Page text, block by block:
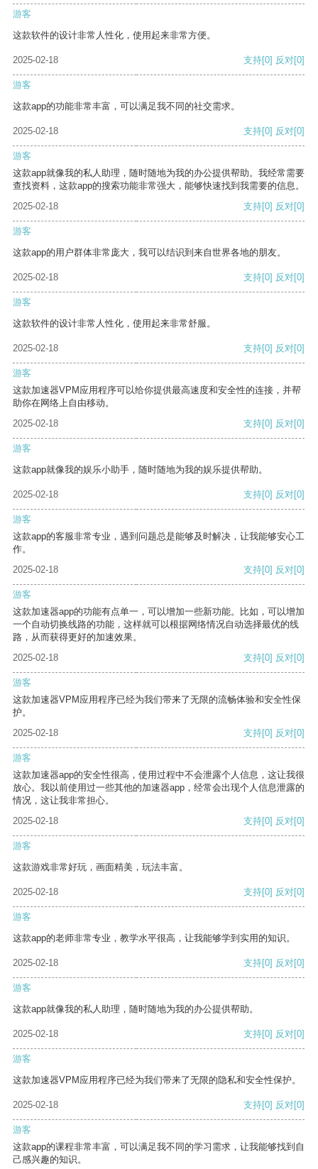
游客
这款软件的设计非常人性化，使用起来非常方便。
2025-02-18 支持[0] 反对[0]
游客
这款app的功能非常丰富，可以满足我不同的社交需求。
2025-02-18 支持[0] 反对[0]
游客
这款app就像我的私人助理，随时随地为我的办公提供帮助。我经常需要
查找资料，这款app的搜索功能非常强大，能够快速找到我需要的信息。
2025-02-18
支持[0] 反对[0]
游客
这款app的用户群体非常庞大，我可以结识到来自世界各地的朋友。
2025-02-18 支持[0] 反对[0]
游客
这款软件的设计非常人性化，使用起来非常舒服。
2025-02-18 支持[0] 反对[0]
游客
这款加速器VPM应用程序可以给你提供最高速度和安全性的连接，并帮
助你在网络上自由移动。
2025-02-18
支持[0] 反对[0]
游客
这款app就像我的娱乐小助手，随时随地为我的娱乐提供帮助。
2025-02-18 支持[0] 反对[0]
游客
这款app的客服非常专业，遇到问题总是能够及时解决，让我能够安心工
作。
2025-02-18
支持[0] 反对[0]
游客
这款加速器app的功能有点单一，可以增加一些新功能。比如，可以增加
一个自动切换线路的功能，这样就可以根据网络情况自动选择最优的线
路，从而获得更好的加速效果。
2025-02-18
支持[0] 反对[0]
游客
这款加速器VPM应用程序已经为我们带来了无限的流畅体验和安全性保
护。
2025-02-18
支持[0] 反对[0]
游客
这款加速器app的安全性很高，使用过程中不会泄露个人信息，这让我很
放心。我以前使用过一些其他的加速器app，经常会出现个人信息泄露的
情况，这让我非常担心。
2025-02-18
支持[0] 反对[0]
游客
这款游戏非常好玩，画面精美，玩法丰富。
2025-02-18 支持[0] 反对[0]
游客
这款app的老师非常专业，教学水平很高，让我能够学到实用的知识。
2025-02-18 支持[0] 反对[0]
游客
这款app就像我的私人助理，随时随地为我的办公提供帮助。
2025-02-18 支持[0] 反对[0]
游客
这款加速器VPM应用程序已经为我们带来了无限的隐私和安全性保护。
2025-02-18 支持[0] 反对[0]
游客
这款app的课程非常丰富，可以满足我不同的学习需求，让我能够找到自
己感兴趣的知识。